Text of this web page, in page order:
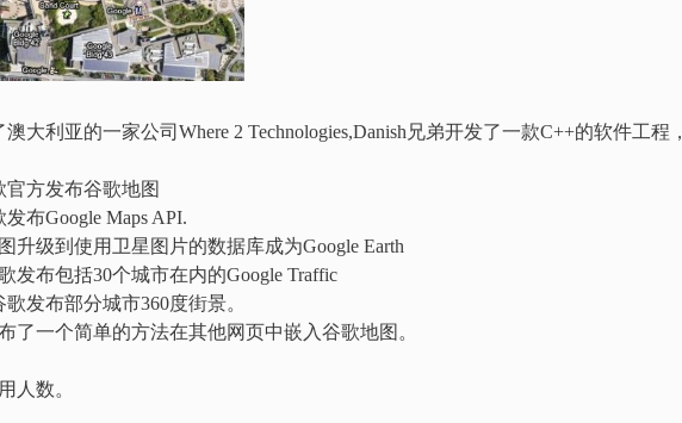
大利亚的一家公司Where 2 Technologies,Danish兄弟开发了一款C++的软件工程，
方发布谷歌地图
布Google Maps API.
升级到使用卫星图片的数据库成为Google Earth
发布包括30个城市在内的Google Traffic
发布部分城市360度街景。
了一个简单的方法在其他网页中嵌入谷歌地图。
人数。